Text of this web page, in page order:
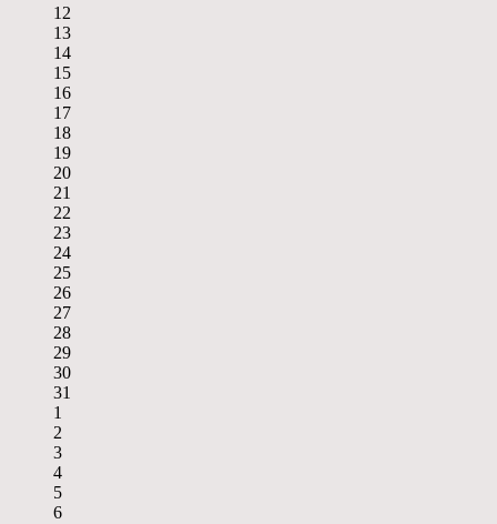
12
13
14
15
16
17
18
19
20
21
22
23
24
25
26
27
28
29
30
31
1
2
3
4
5
6